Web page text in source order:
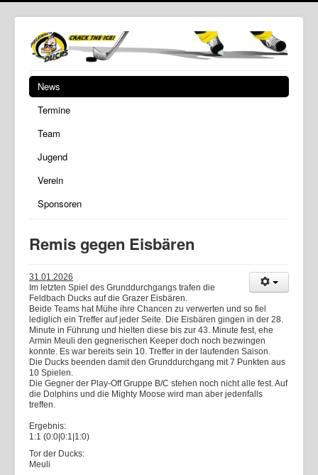
News
Termine
Team
Jugend
Verein
Sponsoren
Remis gegen Eisbären
31.01.2026
Im letzten Spiel des Grunddurchgangs trafen die
Feldbach Ducks auf die Grazer Eisbären.
Beide Teams hat Mühe ihre Chancen zu verwerten und so fiel
lediglich ein Treffer auf jeder Seite. Die Eisbären gingen in der 28.
Minute in Führung und hielten diese bis zur 43. Minute fest, ehe
Armin Meuli den gegnerischen Keeper doch noch bezwingen
konnte. Es war bereits sein 10. Treffer in der laufenden Saison.
Die Ducks beenden damit den Grunddurchgang mit 7 Punkten aus
10 Spielen.
Die Gegner der Play-Off Gruppe B/C stehen noch nicht alle fest. Auf
die Dolphins und die Mighty Moose wird man aber jedenfalls
treffen.
Ergebnis:
1:1 (0:0|0:1|1:0)
Tor der Ducks:
Meuli